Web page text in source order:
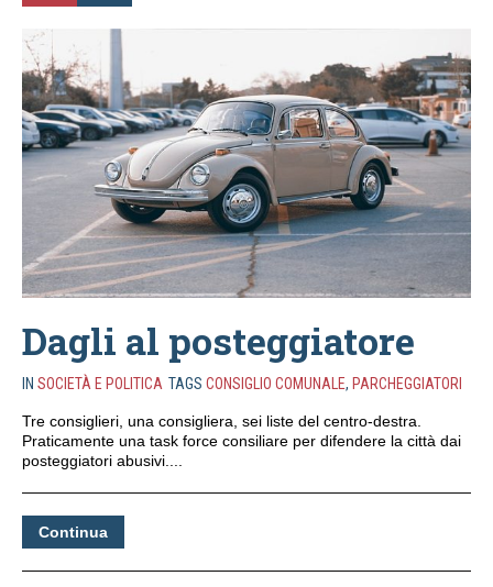
Dagli al posteggiatore
IN SOCIETÀ E POLITICA TAGS CONSIGLIO COMUNALE, PARCHEGGIATORI
Tre consiglieri, una consigliera, sei liste del centro-destra.
Praticamente una task force consiliare per difendere la città dai
posteggiatori abusivi....
Continua